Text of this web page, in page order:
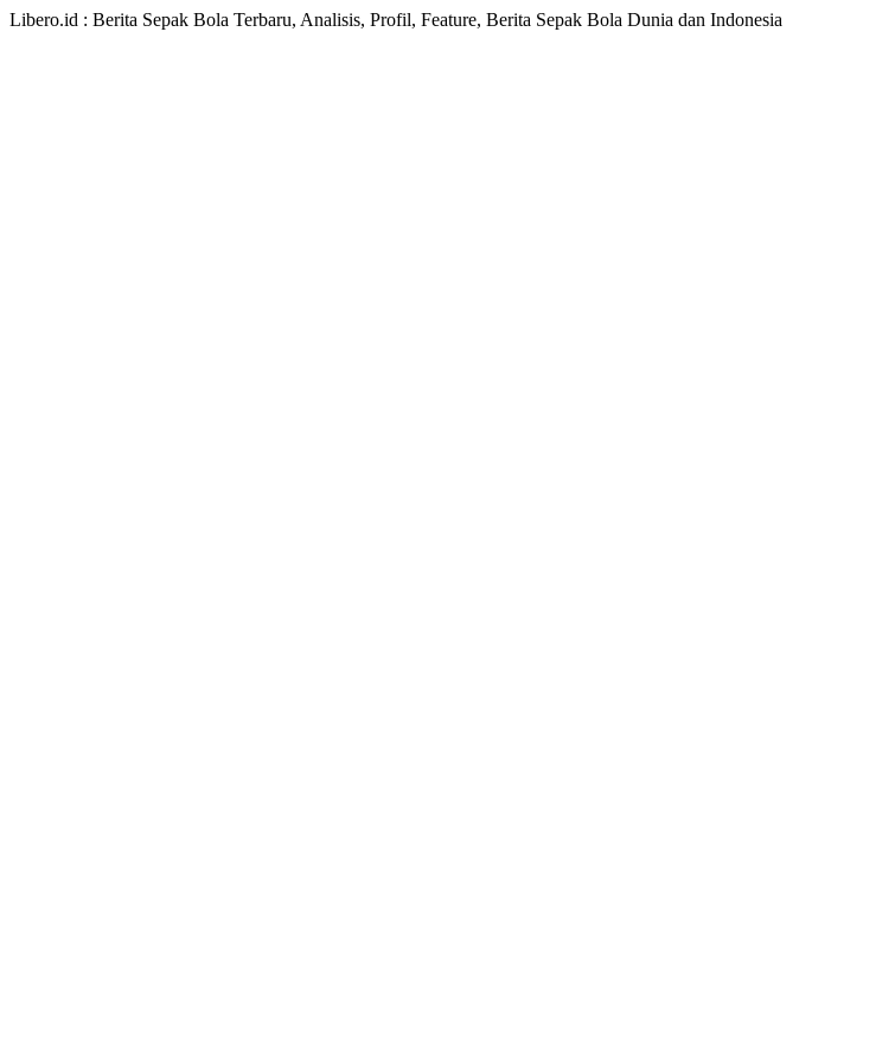
Libero.id : Berita Sepak Bola Terbaru, Analisis, Profil, Feature, Berita Sepak Bola Dunia dan Indonesia